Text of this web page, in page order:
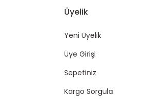
Üyelik
Yeni Üyelik
Üye Girişi
Sepetiniz
Kargo Sorgula